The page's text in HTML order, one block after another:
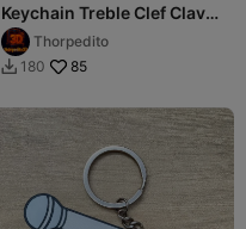
Keychain Treble Clef Clave
de SolThorpedito
 180 85